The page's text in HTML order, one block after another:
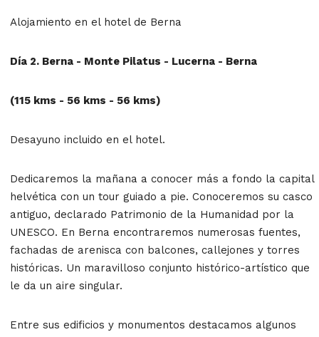
Alojamiento en el hotel de Berna
Día 2. Berna - Monte Pilatus - Lucerna - Berna
(115 kms - 56 kms - 56 kms)
Desayuno incluido en el hotel.
Dedicaremos la mañana a conocer más a fondo la capital
helvética con un tour guiado a pie. Conoceremos su casco
antiguo, declarado Patrimonio de la Humanidad por la
UNESCO. En Berna encontraremos numerosas fuentes,
fachadas de arenisca con balcones, callejones y torres
históricas. Un maravilloso conjunto histórico-artístico que
le da un aire singular.
Entre sus edificios y monumentos destacamos algunos